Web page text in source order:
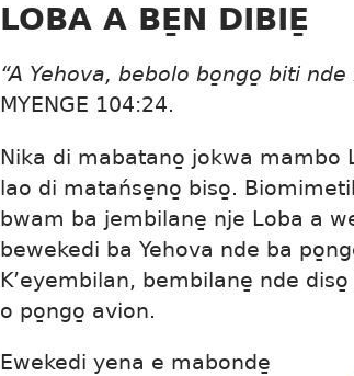
LOBA A BE̱N DIBIE̱
“A Yehova, bebolo bo̱ngo̱ biti
MYENGE 104:24.
Nika di mabatano̱ jokwa mambo
lao di matańse̱no̱ biso̱.
bwam ba jembilane̱ nje Loba a
bewekedi ba Yehova nde ba
K’eyembilan, bembilane̱ nde
o po̱ngo̱ avion.
Ewekedi yena e mabonde̱